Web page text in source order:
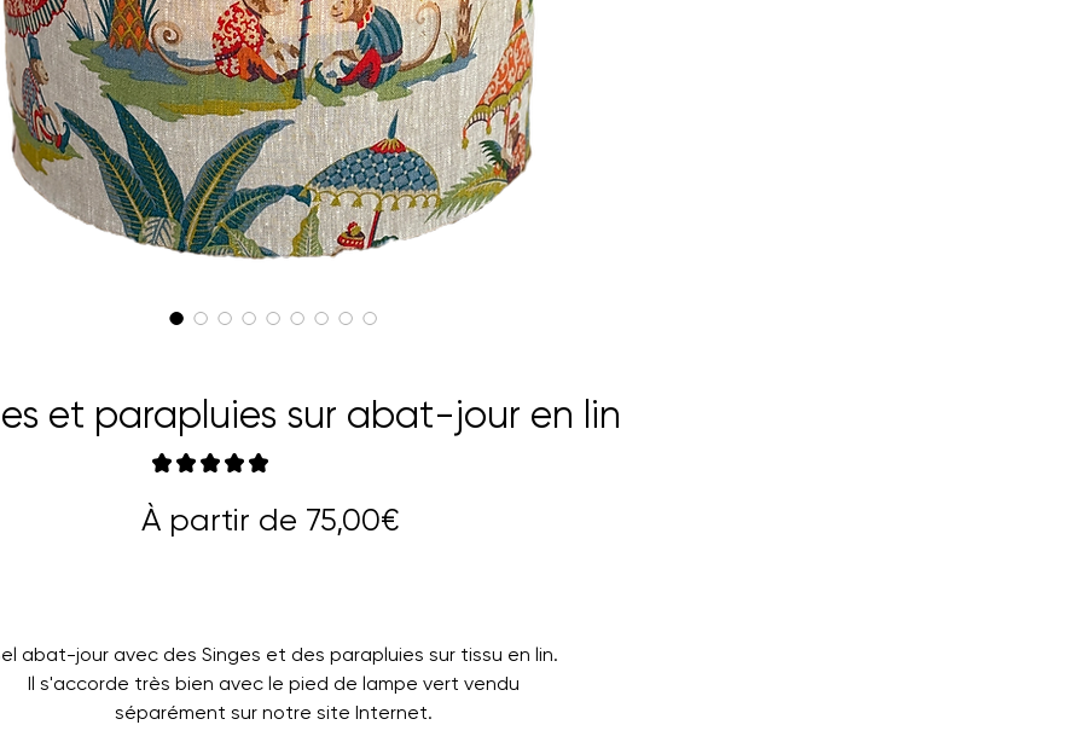
et parapluies sur abat-jour en lin
★ ★ ★ ★ ★
À partir de 75,00€Prix
abat-jour avec des Singes et des parapluies sur tissu en lin.
Il s'accorde très bien avec le pied de lampe vert vendu
séparément sur notre site Internet.